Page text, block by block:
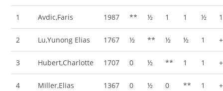
1 Avdic,Faris 1987 ** ½ 1 1 ½ 1
2 Lu,Yunong Elias 1767 ½ ** ½ ½ 1 +
3 Hubert,Charlotte 1707 0 ½ ** 1 1 +
4 Miller,Elias 1367 0 ½ 0 ** 1 +